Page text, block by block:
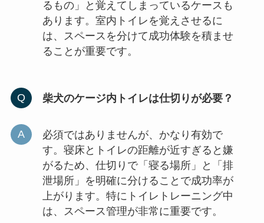
るもの」と覚えてしまっているケースも
あります。室内トイレを覚えさせるに
は、スペースを分けて成功体験を積ませ
ることが重要です。
柴犬のケージ内トイレは仕切りが必要？
必須ではありませんが、かなり有効で
す。寝床とトイレの距離が近すぎると嫌
がるため、仕切りで「寝る場所」と「排
泄場所」を明確に分けることで成功率が
上がります。特にトイレトレーニング中
は、スペース管理が非常に重要です。